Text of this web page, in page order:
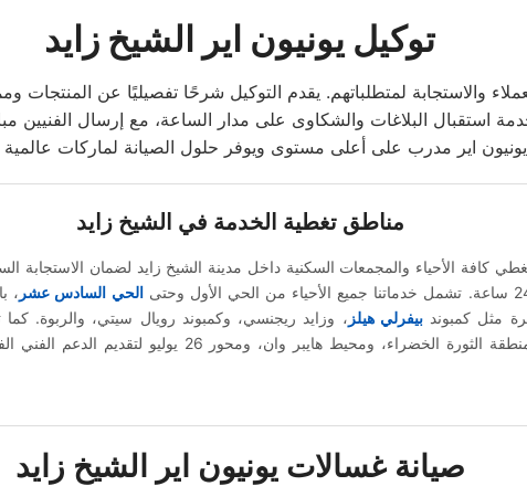
توكيل يونيون اير الشيخ زايد
والاستجابة لمتطلباتهم. يقدم التوكيل شرحًا تفصيليًا عن المنتجات
استقبال البلاغات والشكاوى على مدار الساعة، مع إرسال
مناطق تغطية الخدمة في الشيخ زايد
كافة الأحياء والمجمعات السكنية داخل مدينة الشيخ زايد لضمان الاستجابة
الحي السادس عشر ،
مثل كمبوندبيفرلي هيلز ، وزايد ريجنسي، وكمبوند رويال سيتي، والربوة.
المتنقلة إلى منطقة الثورة الخضراء، ومحيط هايبر وان،
صيانة غسالات يونيون اير الشيخ زايد